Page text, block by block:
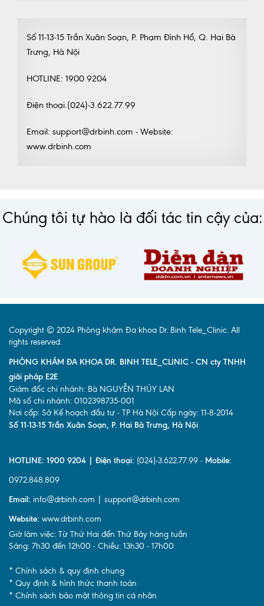
Số 11-13-15 Trần Xuân Soạn, P. Phạm Đình Hổ, Q. Hai Bà
Trưng, Hà Nội
HOTLINE: 1900 9204
Điện thoại.(024)-3.622.77.99
Email: support@drbinh.com - Website:
www.drbinh.com
Chúng tôi tự hào là đối tác tin cậy của:
Copyright © 2024 Phòng khám Đa khoa Dr. Binh Tele_Clinic. All
rights reserved.
PHÒNG KHÁM ĐA KHOA DR. BINH TELE_CLINIC - CN cty TNHH
giải pháp E2E
Giám đốc chi nhánh: Bà NGUYỄN THÚY LAN
Mã số chi nhánh: 0102398735-001
Nơi cấp: Sở Kế hoạch đầu tư - TP Hà Nội Cấp ngày: 11-8-2014
Số 11-13-15 Trần Xuân Soạn, P. Hai Bà Trưng, Hà Nội
HOTLINE: 1900 9204 | Điện thoại: (024)-3.622.77.99 - Mobile:
0972.848.809
Email: info@drbinh.com | support@drbinh.com
Website: www.drbinh.com
Giờ làm việc: Từ Thứ Hai đến Thứ Bảy hàng tuần
Sáng: 7h30 đến 12h00 - Chiều: 13h30 - 17h00
* Chính sách & quy định chung
* Quy định & hình thức thanh toán
* Chính sách bảo mật thông tin cá nhân